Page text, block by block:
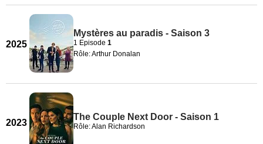
2025
Mystères au paradis - Saison 3
1 Episode 1
Rôle: Arthur Donalan
2023
The Couple Next Door - Saison 1
Rôle: Alan Richardson